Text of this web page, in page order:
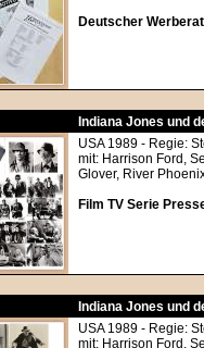
Deutscher
Indiana Jones und
USA 1989 - Regie:
mit: Harrison Ford,
Glover, River
Film TV Serie
Indiana Jones und
USA 1989 - Regie:
mit: Harrison Ford,